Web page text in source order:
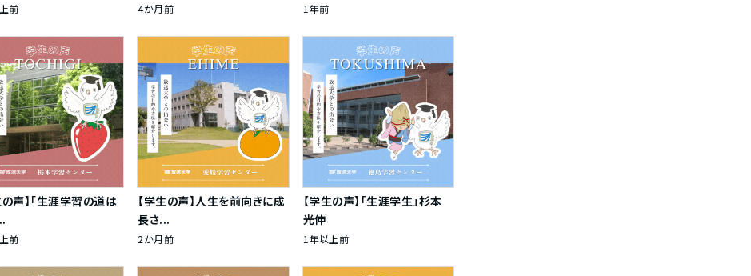
前 4か月前 1年前
の声】「生涯学習の道は
前
【学生の声】人生を前向きに成
長さ...
2か月前
【学生の声】「生涯学生」杉本
光伸
1年以上前